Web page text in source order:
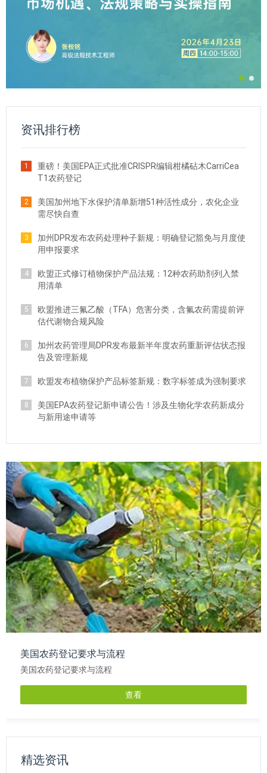
资讯排行榜
1
重磅！美国EPA正式批准CRISPR编辑柑橘砧木CarriCea
T1农药登记
2
美国加州地下水保护清单新增51种活性成分，农化企业
需尽快自查
3
加州DPR发布农药处理种子新规：明确登记豁免与月度使
用申报要求
4
欧盟正式修订植物保护产品法规：12种农药助剂列入禁
用清单
5
欧盟推进三氟乙酸（TFA）危害分类，含氟农药需提前评
估代谢物合规风险
6
加州农药管理局DPR发布最新半年度农药重新评估状态报
告及管理新规
7 欧盟发布植物保护产品标签新规：数字标签成为强制要求
8
美国EPA农药登记新申请公告！涉及生物化学农药新成分
与新用途申请等
美国农药登记要求与流程
美国农药登记要求与流程
查看
精选资讯